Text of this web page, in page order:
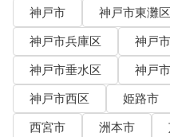
神戸市 神戸市東灘区
神戸市兵庫区
神戸
神戸市垂水区
神戸
神戸市西区
姫路市
西宮市
洲本市